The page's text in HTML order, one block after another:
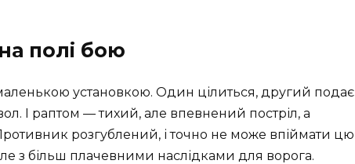
полі бою
установкою. Один цілиться, другий подає
І раптом — тихий, але впевнений постріл, а
розгублений, і точно не може впіймати цю
з більш плачевними наслідками для ворога.